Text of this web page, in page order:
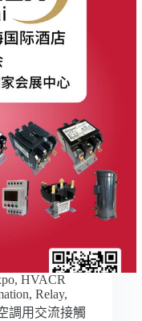
, HVACR
, Relay,
調用交流接觸